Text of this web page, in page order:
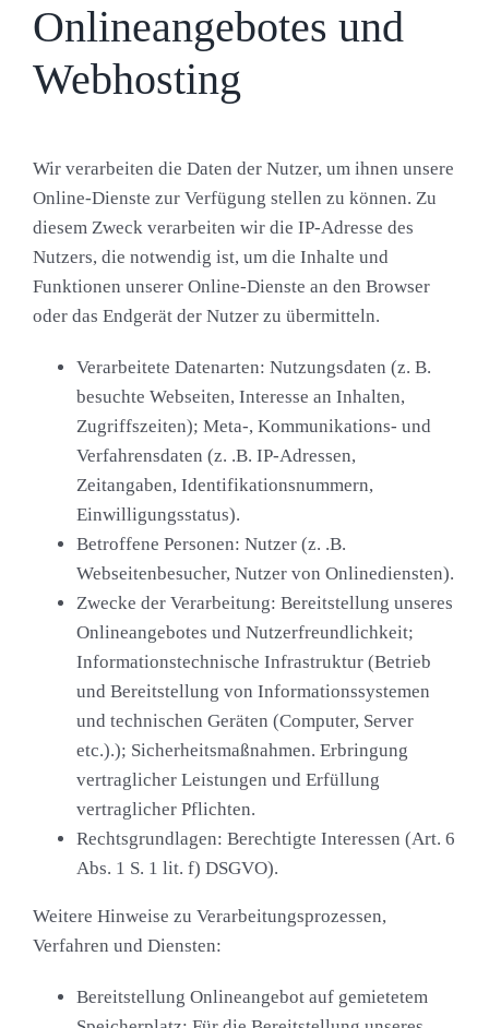
Onlineangebotes und
Webhosting
Wir verarbeiten die Daten der Nutzer, um ihnen unsere
Online-Dienste zur Verfügung stellen zu können. Zu
diesem Zweck verarbeiten wir die IP-Adresse des
Nutzers, die notwendig ist, um die Inhalte und
Funktionen unserer Online-Dienste an den Browser
oder das Endgerät der Nutzer zu übermitteln.
Verarbeitete Datenarten: Nutzungsdaten (z. B.
besuchte Webseiten, Interesse an Inhalten,
Zugriffszeiten); Meta-, Kommunikations- und
Verfahrensdaten (z. .B. IP-Adressen,
Zeitangaben, Identifikationsnummern,
Einwilligungsstatus).
Betroffene Personen: Nutzer (z. .B.
Webseitenbesucher, Nutzer von Onlinediensten).
Zwecke der Verarbeitung: Bereitstellung unseres
Onlineangebotes und Nutzerfreundlichkeit;
Informationstechnische Infrastruktur (Betrieb
und Bereitstellung von Informationssystemen
und technischen Geräten (Computer, Server
etc.).); Sicherheitsmaßnahmen. Erbringung
vertraglicher Leistungen und Erfüllung
vertraglicher Pflichten.
Rechtsgrundlagen: Berechtigte Interessen (Art. 6
Abs. 1 S. 1 lit. f) DSGVO).
Weitere Hinweise zu Verarbeitungsprozessen,
Verfahren und Diensten:
Bereitstellung Onlineangebot auf gemietetem